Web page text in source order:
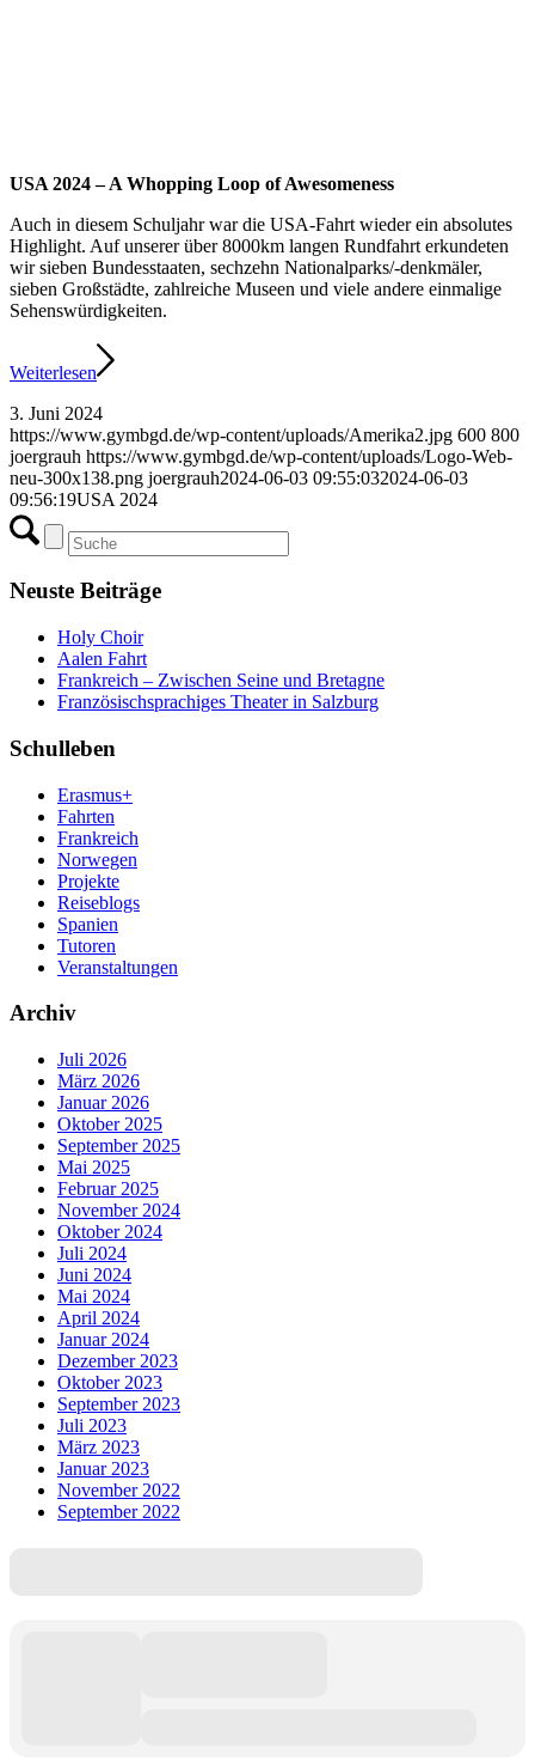
USA 2024 – A Whopping Loop of Awesomeness
Auch in diesem Schuljahr war die USA-Fahrt wieder ein absolutes
Highlight. Auf unserer über 8000km langen Rundfahrt erkundeten
wir sieben Bundesstaaten, sechzehn Nationalparks/-denkmäler,
sieben Großstädte, zahlreiche Museen und viele andere einmalige
Sehenswürdigkeiten.
Weiterlesen
3. Juni 2024
https://www.gymbgd.de/wp-content/uploads/Amerika2.jpg 600 800
joergrauh https://www.gymbgd.de/wp-content/uploads/Logo-Web-
neu-300x138.png joergrauh2024-06-03 09:55:032024-06-03
09:56:19USA 2024
Neuste Beiträge
Holy Choir
Aalen Fahrt
Frankreich – Zwischen Seine und Bretagne
Französischsprachiges Theater in Salzburg
Schulleben
Erasmus+
Fahrten
Frankreich
Norwegen
Projekte
Reiseblogs
Spanien
Tutoren
Veranstaltungen
Archiv
Juli 2026
März 2026
Januar 2026
Oktober 2025
September 2025
Mai 2025
Februar 2025
November 2024
Oktober 2024
Juli 2024
Juni 2024
Mai 2024
April 2024
Januar 2024
Dezember 2023
Oktober 2023
September 2023
Juli 2023
März 2023
Januar 2023
November 2022
September 2022